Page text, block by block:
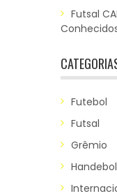
Futsal
Futebol
Futsal
Grêmio
Handebol